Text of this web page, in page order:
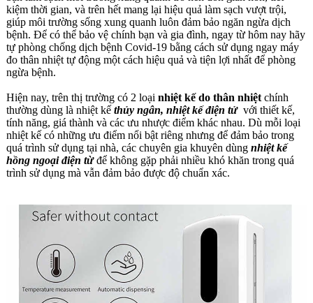
kiệm thời gian, và trên hết mang lại hiệu quả làm sạch vượt trội,
giúp môi trường sống xung quanh luôn đảm bảo ngăn ngừa dịch
bệnh. Để có thể bảo vệ chính bạn và gia đình, ngay từ hôm nay hãy
tự phòng chống dịch bệnh Covid-19 bằng cách sử dụng ngay máy
đo thân nhiệt tự động một cách hiệu quả và tiện lợi nhất để phòng
ngừa bệnh.
Hiện nay, trên thị trường có 2 loại nhiệt kế do thân nhiệtchính
thường dùng là nhiệt kếthủy ngân, nhiệt kế điện tử với thiết kế,
tính năng, giá thành và các ưu nhược điểm khác nhau. Dù mỗi loại
nhiệt kế có những ưu điểm nổi bật riêng nhưng để đảm bảo trong
quá trình sử dụng tại nhà, các chuyên gia khuyên dùng nhiệt kế
hồng ngoại điện từđể không gặp phải nhiều khó khăn trong quá
trình sử dụng mà vẫn đảm bảo được độ chuẩn xác.